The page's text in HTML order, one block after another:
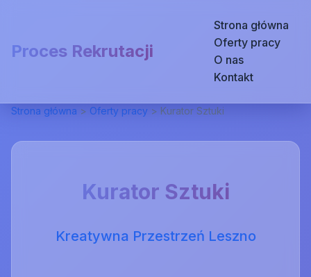
Proces Rekrutacji
Strona główna
Oferty pracy
O nas
Kontakt
Strona główna > Oferty pracy > Kurator Sztuki
Kurator Sztuki
Kreatywna Przestrzeń Leszno